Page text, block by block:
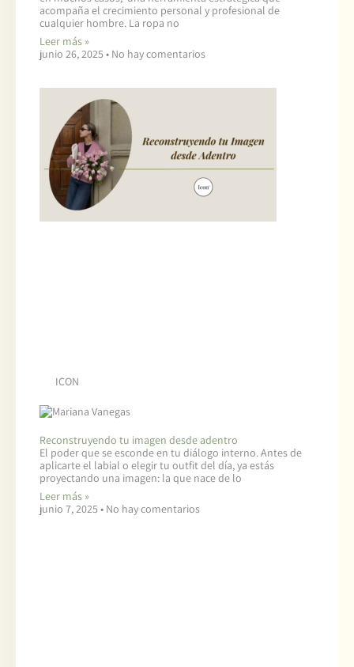
acompaña el crecimiento personal y profesional de
cualquier hombre. La ropa no
Leer más »
junio 26, 2025
No hay comentarios
ICON
Reconstruyendo tu imagen desde adentro
El poder que se esconde en tu diálogo interno. Antes de
aplicarte el labial o elegir tu outfit del día, ya estás
proyectando una imagen: la que nace de lo
Leer más »
junio 7, 2025
No hay comentarios